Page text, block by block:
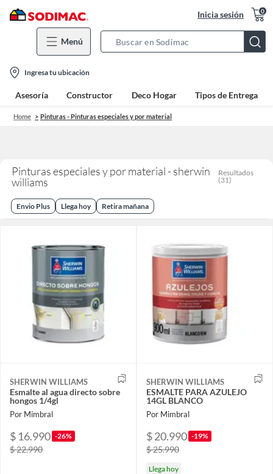
Inicia sesión 0
Menú
Bar
location-
icon
Ingresa tu ubicación
Asesoría Constructor Deco Hogar Tipos de Entrega
Home Pinturas - Pinturas especiales y por material
Pinturas especiales y por material - sherwin
williams
Resultados
(31)
Envio Plus Llega hoy Retira mañana
SHERWIN WILLIAMS
Esmalte al agua directo sobre
hongos 1/4gl
Por Mimbral
$ 16.990 -26%
$ 22.990
SHERWIN WILLIAMS
ESMALTE PARA AZULEJO
14GL BLANCO
Por Mimbral
$ 20.990 -19%
$ 25.990
Llega hoy